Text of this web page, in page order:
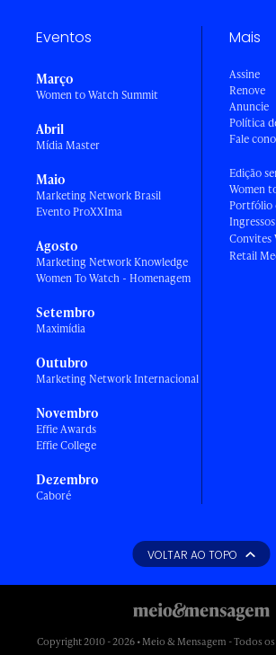
Eventos
Março
Women to Watch Summit
Abril
Mídia Master
Maio
Marketing Network Brasil
Evento ProXXIma
Agosto
Marketing Network Knowledge
Women To Watch - Homenagem
Setembro
Maximídia
Outubro
Marketing Network Internacional
Novembro
Effie Awards
Effie College
Dezembro
Caboré
Mais
Assine
Renove
Anuncie
Política
Fale
Edição
Women
Portfólio
Convites
Retail
VOLTAR AO TOPO
Copyright 2010 - 2026 • Meio & Mensagem - Todos